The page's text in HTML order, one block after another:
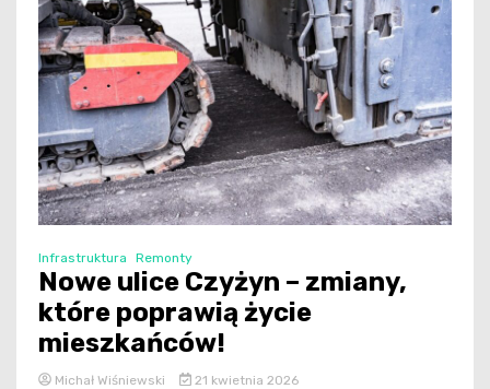
Infrastruktura Remonty
Nowe ulice Czyżyn – zmiany,
które poprawią życie
mieszkańców!
Michał Wiśniewski 21 kwietnia 2026